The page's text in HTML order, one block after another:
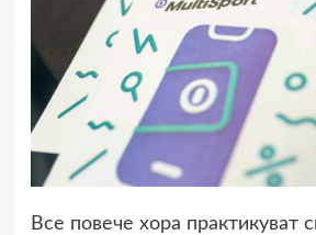
Все повече хора практикуват